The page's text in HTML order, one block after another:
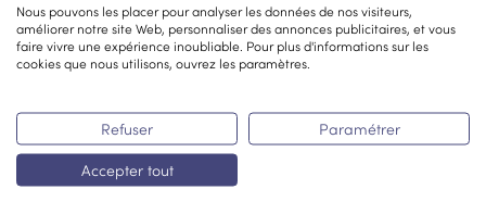
bénéfices et des actifs de l’entreprise. C’est une méthode
d’évaluation mixte.
Tout d’abord, afin d’évaluer le Goodwill, il faut se procurer les
données suivantes :
L’anticipation de bénéfice de l’année n que l’on notera B
Nous pouvons les placer pour analyser les données de nos visiteurs,
améliorer notre site Web, personnaliser des annonces publicitaires, et vous
faire vivre une expérience inoubliable. Pour plus d'informations sur les
cookies que nous utilisons, ouvrez les paramètres.
Refuser
Paramétrer
Accepter tout